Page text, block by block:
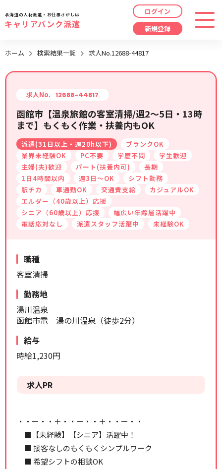
職種 指定なし
給与 時給/日給/月給から選択
こだわり 指定なし
キーワード 指定なし
リセット 検索する
最近見た求人
最近利用した検索条件
検索履歴はありません。
北海道の人材派遣・お仕事さがしは
キャリアバンク派遣
ログイン
新規登録
ホーム 検索結果一覧 求人No.12688-44817
求人No. 12688-44817
函館市【温泉旅館の客室清掃/週2～5日・13時
まで】もくもく作業・扶養内もOK
派遣(31日以上・週20h以下)
ブランクOK
業界未経験OK
PC不要 学歴不問
学生歓迎
主婦(夫)歓迎
パート(扶養内可)
長期
1日4時間以内
週3日～OK
シフト勤務
駅チカ
車通勤OK 交通費支給
カジュアルOK
エルダー（40歳以上）応援
シニア（60歳以上）応援
幅広い年齢層活躍中
電話応対なし
派遣スタッフ活躍中 未経験OK
職種
客室清掃
勤務地
湯川温泉
函館市電 湯の川温泉（徒歩2分）
給与
時給1,230円
求人PR
・・ー・・＋・・ー・・＋・・ー・・
■【未経験】【シニア】活躍中！
■ 接客なしのもくもくシンプルワーク
■ 希望シフトの相談OK